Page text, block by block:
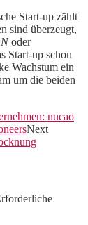
Start-up zählt
sind überzeugt,
oder
Start-up schon
Wachstum ein
um die beiden
nucao
Next